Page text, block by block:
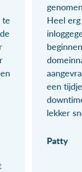
te
Heel
een
lekker
Patty